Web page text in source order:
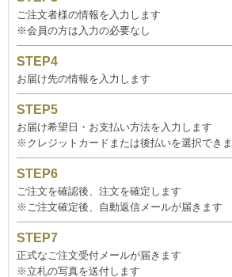
ご注文者様の情報を入力します
※会員の方は入力の必要なし
お届け先の情報を入力します
お届け希望日・お支払い方法を入力します
※クレジットカードまたは後払いを選択でき
ご注文を確認後、注文を確定します
※ご注文確定後、自動返信メールが届きます
正式なご注文受付メールが届きます
※立札の写真を送付します